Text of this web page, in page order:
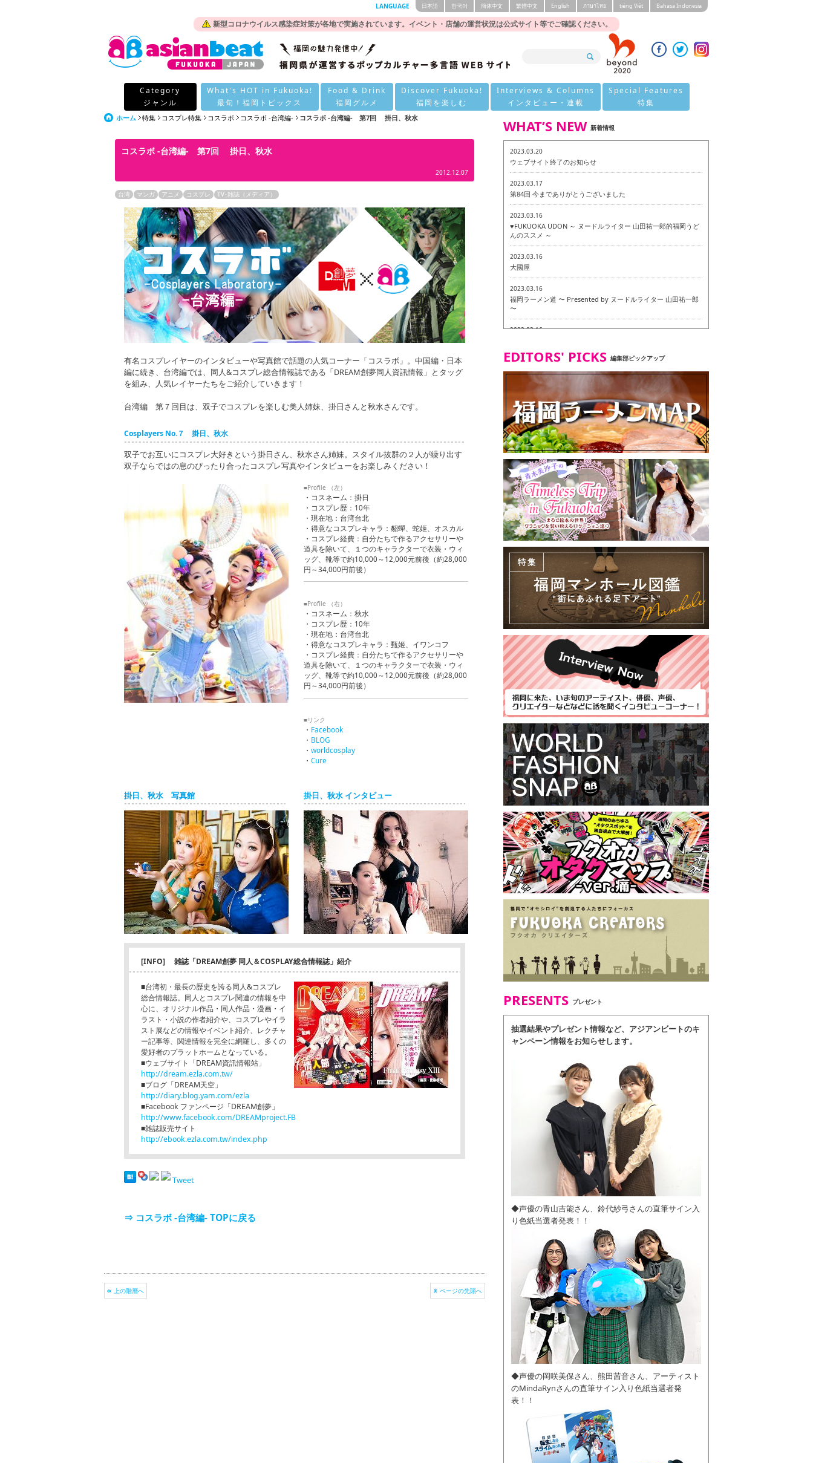
新型コロナウイルス感染症対策が各地で実施されています。イベント・店舗の運営状況は公式サイト等でご確認ください。
LANGUAGE 日本語 한국어 簡体中文 繁體中文 English ภาษาไทย tiéng Viêt Bahasa Indonesia
Category
ジャンル
What's HOT in Fukuoka!
最旬！福岡トピックス
Food & Drink
福岡グルメ
Discover Fukuoka!
福岡を楽しむ
Interviews & Columns
インタビュー・連載
Special Features
特集
ホーム 特集 コスプレ特集 コスラボ コスラボ -台湾編- コスラボ -台湾編- 第7回 掛日、秋水
コスラボ -台湾編- 第7回 掛日、秋水
2012.12.07
台湾 マンガ アニメ コスプレ TV･雑誌（メディア）
有名コスプレイヤーのインタビューや写真館で話題の人気コーナー「コスラボ」。中国編・日本
編に続き、台湾編では、同人&コスプレ総合情報誌である「DREAM創夢同人資訊情報」とタッグ
を組み、人気レイヤーたちをご紹介していきます！
台湾編 第７回目は、双子でコスプレを楽しむ美人姉妹、掛日さんと秋水さんです。
Cosplayers No.７ 掛日、秋水
双子でお互いにコスプレ大好きという掛日さん、秋水さん姉妹。スタイル抜群の２人が繰り出す
双子ならではの息のぴったり合ったコスプレ写真やインタビューをお楽しみください！
■Profile （左）
・コスネーム：掛日
・コスプレ歴：10年
・現在地：台湾台北
・得意なコスプレキャラ：貂蟬、蛇姬、オスカル
・コスプレ経費：自分たちで作るアクセサリーや
道具を除いて、１つのキャラクターで衣装・ウィ
ッグ、靴等で約10,000～12,000元前後（約28,000
円～34,000円前後）
■Profile （右）
・コスネーム：秋水
・コスプレ歴：10年
・現在地：台湾台北
・得意なコスプレキャラ：甄姬、イワンコフ
・コスプレ経費：自分たちで作るアクセサリーや
道具を除いて、１つのキャラクターで衣装・ウィ
ッグ、靴等で約10,000～12,000元前後（約28,000
円～34,000円前後）
■リンク
・ Facebook
・ BLOG
・ worldcosplay
・ Cure
掛日、秋水 写真館 掛日、秋水 インタビュー
[INFO] 雑誌「DREAM創夢 同人＆COSPLAY総合情報誌」紹介
■台湾初・最長の歴史を誇る同人&コスプレ
総合情報誌。同人とコスプレ関連の情報を中
心に、オリジナル作品・同人作品・漫画・イ
ラスト・小説の作者紹介や、コスプレやイラ
スト展などの情報やイベント紹介、レクチャ
ー記事等、関連情報を完全に網羅し、多くの
愛好者のプラットホームとなっている。
■ウェブサイト「DREAM資訊情報站」
http://dream.ezla.com.tw/
■ブログ「DREAM天空」
http://diary.blog.yam.com/ezla
■Facebook ファンページ「DREAM創夢」
http://www.facebook.com/DREAMproject.FB
■雑誌販売サイト
http://ebook.ezla.com.tw/index.php
Tweet
⇒ コスラボ -台湾編- TOPに戻る
上の階層へ ページの先頭へ
WHAT’S NEW 新着情報
2023.03.20
ウェブサイト終了のお知らせ
2023.03.17
第84回 今までありがとうございました
2023.03.16
♥FUKUOKA UDON ～ ヌードルライター 山田祐一郎的福岡うど
んのススメ ～
2023.03.16
大國屋
2023.03.16
福岡ラーメン道 〜 Presented by ヌードルライター 山田祐一郎
〜
2023.03.16
2023.03.07
ヴィーガン・ベジタリアンメニュー試食ツアー in 福岡市
2023.03.07
磯ぎよからず 博多本店 〜 ヴィーガン・ベジタリアンメニュー試
食ツアー in 福岡市！〜
2023.03.02
リトルスタンド大名店 〜 ヴィーガン・ベジタリアンメニュー
試食ツアー in 福岡市！〜
2023.02.28
東筑軒 折尾本社うどん店
EDITORS' PICKS 編集部ピックアップ
PRESENTS プレゼント
抽選結果やプレゼント情報など、アジアンビートのキ
ャンペーン情報をお知らせします。
◆声優の青山吉能さん、鈴代紗弓さんの直筆サイン入
り色紙当選者発表！！
◆声優の岡咲美保さん、熊田茜音さん、アーティスト
のMindaRynさんの直筆サイン入り色紙当選者発
表！！